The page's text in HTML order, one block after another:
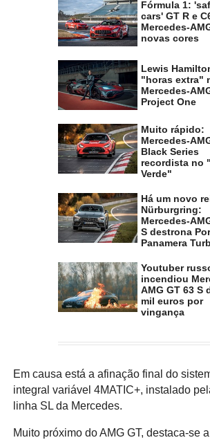
Fórmula 1:
cars' GT R e
Mercedes-
novas cores
Lewis
"horas extra"
Mercedes-
Project One
Muito rápido:
Mercedes-
Black Series
recordista no
Verde"
Há um novo
Nürburgring:
Mercedes-
S destrona
Panamera
Youtuber
incendiou
AMG GT 63 S
mil euros por
vingança
Em causa está a afinação final do
integral variável 4MATIC+, instalado
linha SL da Mercedes.
Muito próximo do AMG GT, destaca-se